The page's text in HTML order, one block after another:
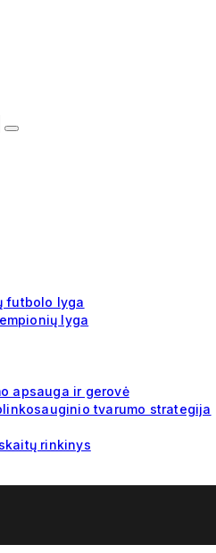
futbolo lyga
lyga
apsauga ir gerovė
tvarumo strategija
rinkinys